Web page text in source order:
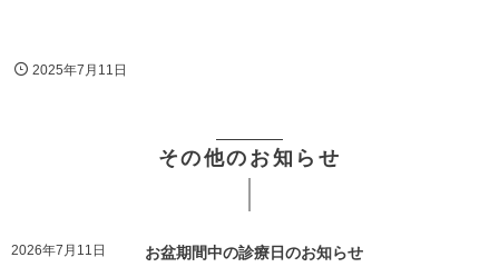
2025年7月11日
その他のお知らせ
2026年7月11日 お盆期間中の診療日のお知らせ